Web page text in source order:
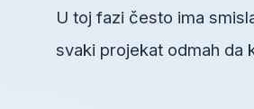
U toj fazi često ima
svaki projekat odmah da